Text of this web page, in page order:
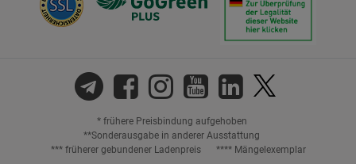
* frühere Preisbindung aufgehoben
**Sonderausgabe in anderer Ausstattung
*** früherer gebundener Ladenpreis
**** Mängelexemplar